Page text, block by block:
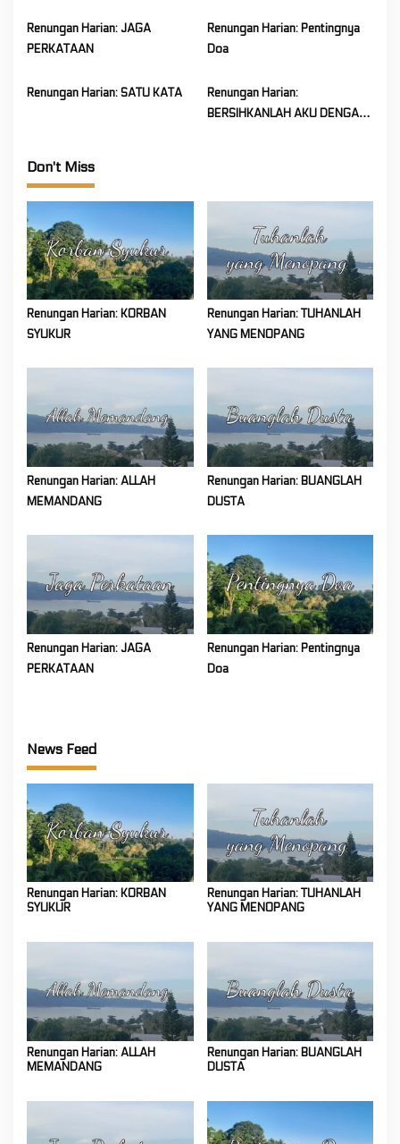
Renungan Harian: JAGA
PERKATAAN
Renungan Harian: Pentingnya
Doa
Renungan Harian: SATU KATA
Renungan Harian:
BERSIHKANLAH AKU DENGAN
Don't Miss
Renungan Harian: KORBAN
SYUKUR
Renungan Harian: TUHANLAH
YANG MENOPANG
Renungan Harian: ALLAH
MEMANDANG
Renungan Harian: BUANGLAH
DUSTA
Renungan Harian: JAGA
PERKATAAN
Renungan Harian: Pentingnya
Doa
News Feed
Renungan Harian: KORBAN
SYUKUR
Renungan Harian: TUHANLAH
YANG MENOPANG
Renungan Harian: ALLAH
MEMANDANG
Renungan Harian: BUANGLAH
DUSTA